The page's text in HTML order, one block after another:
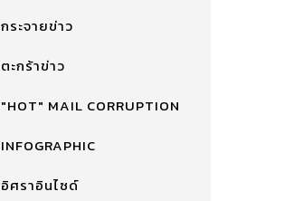
กระจายข่าว
ตะกร้าข่าว
"HOT" MAIL CORRUPTION
INFOGRAPHIC
อิศราอินไซด์